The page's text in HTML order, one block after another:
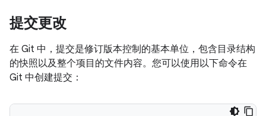
提交更改
在 Git 中，提交是修订版本控制的基本单位，包含目录结构
的快照以及整个项目的文件内容。 您可以使用以下命令在
Git 中创建提交：